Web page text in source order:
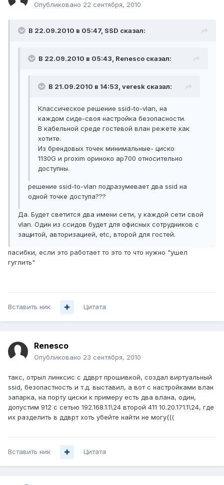
Опубликовано 22 сентября, 2010
В 22.09.2010 в 05:47, SSD сказал:
В 22.09.2010 в 05:43, Renesco сказал:
В 21.09.2010 в 14:53, veresk сказал:
Классическое решение ssid-to-vlan, на
каждом сиде-своя настройка безопасности.
В кабельной среде гостевой влан режете как
хотите.
Из брендовых точек минимальные- циско
1130G и proxim ориноко ap700 относительно
доступны.
решение ssid-to-vlan подразумевает два ssid на
одной точке доступа???
Да. Будет светится два имени сети, у каждой сети свой
vlan. Один из ссидов будет для офисных сотрудников с
защитой, авторизацией, etc, второй для гостей.
пасибки, если это работает то это то что нужно "ушел
гуглить"
Вставить ник Цитата
Renesco
Опубликовано 23 сентября, 2010
такс, отрыл линксис с ддврт прошивкой, создал виртуальный
ssid, безопастность и т.д. выставил, а вот с настройками влан
запарка, на порту циски к примеру есть два влана, один,
допустим 912 с сетью 192.168.1.1\24 второй 411 10.20.171.1\24, где
их разделить в ддврт хоть убейте найти не могу(((
Вставить ник Цитата